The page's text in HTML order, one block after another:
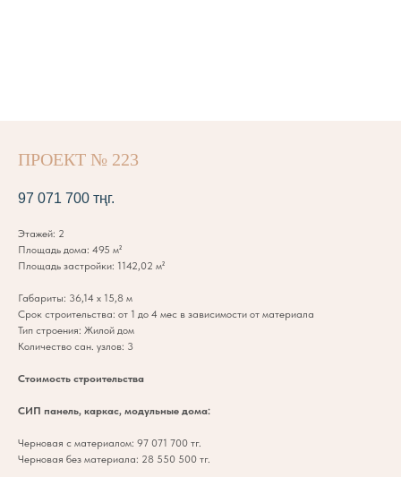
ПРОЕКТ № 223
97 071 700 тңг.
Этажей: 2
Площадь дома: 495 м²
Площадь застройки: 1142,02 м²
Габариты: 36,14 х 15,8 м
Срок строительства: от 1 до 4 мес в зависимости от материала
Тип строения: Жилой дом
Количество сан. узлов: 3
Стоимость строительства
СИП панель, каркас, модульные дома:
Черновая с материалом: 97 071 700 тг.
Черновая без материала: 28 550 500 тг.